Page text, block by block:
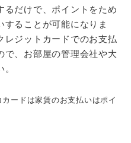
るだけで、ポイントをため
することが可能になりま
レジットカードでのお支払
で、お部屋の管理会社や大
ードは家賃のお支払いはポイ